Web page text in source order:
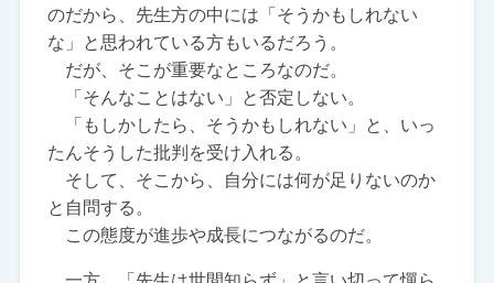
のだから、先生方の中には「そうかもしれない
な」と思われている方もいるだろう。
だが、そこが重要なところなのだ。
「そんなことはない」と否定しない。
「もしかしたら、そうかもしれない」と、いっ
たんそうした批判を受け入れる。
そして、そこから、自分には何が足りないのか
と自問する。
この態度が進歩や成長につながるのだ。